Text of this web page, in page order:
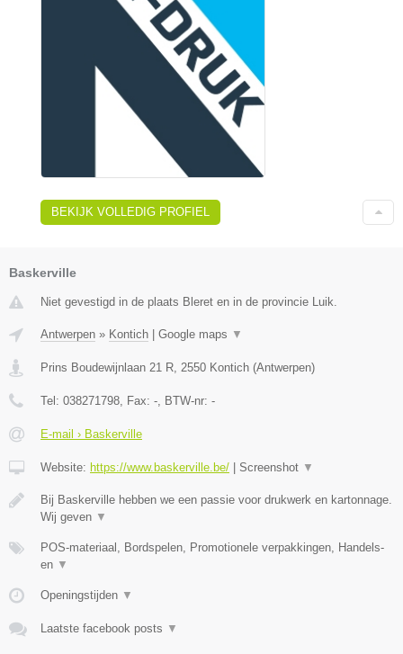
BEKIJK VOLLEDIG PROFIEL
Baskerville
Niet gevestigd in de plaats Bleret en in de provincie Luik.
Antwerpen » Kontich Google maps ▼
Prins Boudewijnlaan 21 R, 2550 Kontich (Antwerpen)
Tel: 038271798, Fax: -, BTW-nr: -
E-mail › Baskerville
Website: https://www.baskerville.be/ Screenshot ▼
Bij Baskerville hebben we een passie voor drukwerk en kartonnage.
Wij geven ▼
POS-materiaal, Bordspelen, Promotionele verpakkingen, Handels-
en ▼
Openingstijden ▼
Laatste facebook posts ▼